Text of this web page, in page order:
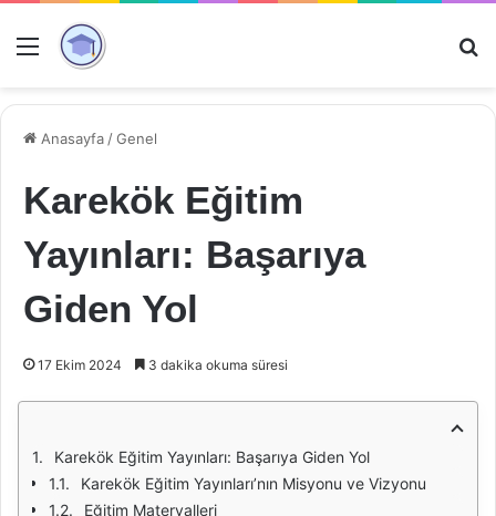
Menü
Anasayfa /Genel
Karekök Eğitim
Yayınları: Başarıya
Giden Yol
17 Ekim 2024 3 dakika okuma süresi
Karekök Eğitim Yayınları: Başarıya Giden Yol
Karekök Eğitim Yayınları’nın Misyonu ve Vizyonu
Eğitim Materyalleri